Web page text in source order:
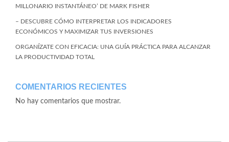
MILLONARIO INSTANTÁNEO’ DE MARK FISHER
– DESCUBRE CÓMO INTERPRETAR LOS INDICADORES
ECONÓMICOS Y MAXIMIZAR TUS INVERSIONES
ORGANÍZATE CON EFICACIA: UNA GUÍA PRÁCTICA PARA ALCANZAR
LA PRODUCTIVIDAD TOTAL
COMENTARIOS RECIENTES
No hay comentarios que mostrar.